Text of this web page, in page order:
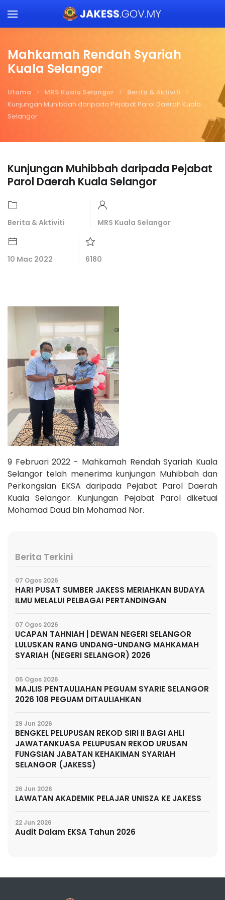
Skip to main content
Mahkamah Rendah Syariah
Kuala Selangor
Utama MRS Kuala Selangor
Berita & Aktiviti
Kunjungan Muhibbah daripada Pejabat Parol Daerah Kuala
Selangor
Kunjungan Muhibbah daripada Pejabat
Parol Daerah Kuala Selangor
Berita & Aktiviti MRS Kuala Selangor
10 Mac 2022 6180
9 Februari 2022 - Mahkamah Rendah Syariah Kuala
Selangor telah menerima kunjungan Muhibbah dan
Perkongsian EKSA daripada Pejabat Parol Daerah
Kuala Selangor. Kunjungan Pejabat Parol diketuai
Mohamad Daud bin Mohamad Nor.
Berita Terkini
07 Ogos 2026
HARI PUSAT SUMBER JAKESS MERIAHKAN BUDAYA
ILMU MELALUI PELBAGAI PERTANDINGAN
07 Ogos 2026
UCAPAN TAHNIAH | DEWAN NEGERI SELANGOR
LULUSKAN RANG UNDANG-UNDANG MAHKAMAH
SYARIAH (NEGERI SELANGOR) 2026
05 Ogos 2026
MAJLIS PENTAULIAHAN PEGUAM SYARIE SELANGOR
2026 108 PEGUAM DITAULIAHKAN
29 Jun 2026
BENGKEL PELUPUSAN REKOD SIRI II BAGI AHLI
JAWATANKUASA PELUPUSAN REKOD URUSAN
FUNGSIAN JABATAN KEHAKIMAN SYARIAH
SELANGOR (JAKESS)
26 Jun 2026
LAWATAN AKADEMIK PELAJAR UNISZA KE JAKESS
22 Jun 2026
Audit Dalam EKSA Tahun 2026